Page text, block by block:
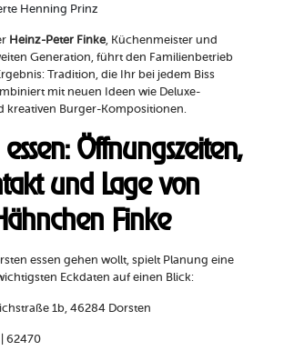
Henning Prinz
Heinz-Peter Finke, Küchenmeister und
Generation, führt den Familienbetrieb
Tradition, die Ihr bei jedem Biss
mit neuen Ideen wie Deluxe-
kreativen Burger-Kompositionen.
Öffnungszeiten,
und Lage von
Finke
essen gehen wollt, spielt Planung eine
Eckdaten auf einen Blick:
1b, 46284 Dorsten
62470